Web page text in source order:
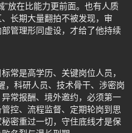
”放在比能力更前面。也有人质
长期大量翻拍不被发现，审
管理形同虚设，才给了他持续
常是高学历、关键岗位人员，
，科研人员、技术骨干、涉密岗
常报酬、境外邀约，必须第一
控、流程监督、定期轮岗到思
密重过一切，守住底线才是保